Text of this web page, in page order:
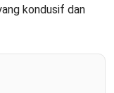
kondusif dan